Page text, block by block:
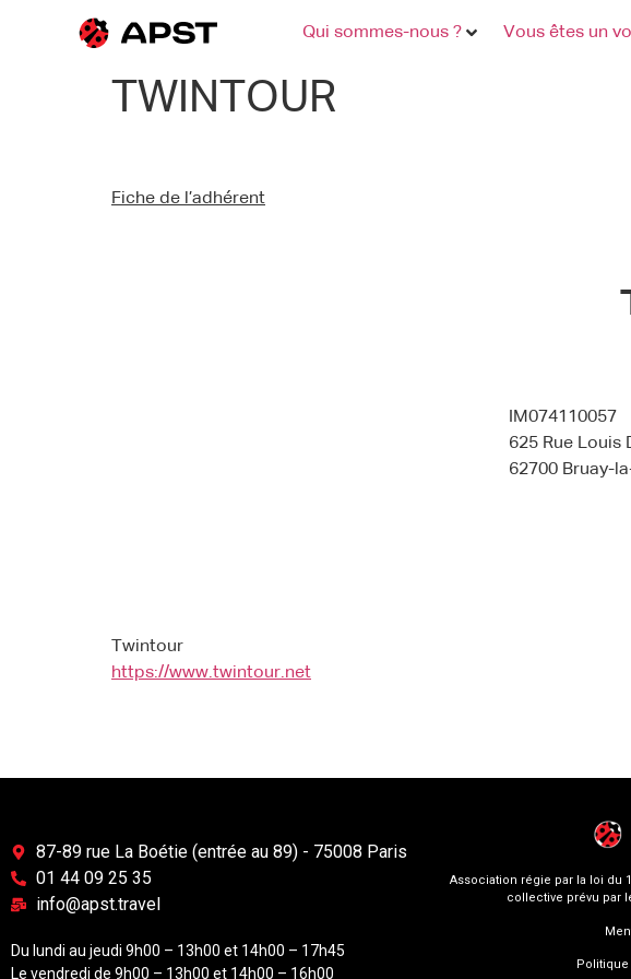
Qui sommes-nous ? Vous êtes un
TWINTOUR
Fiche de l’adhérent
IM074110057
625 Rue Louis
62700 Bruay-
Twintour
https://www.twintour.net
87-89 rue La Boétie (entrée au 89) - 75008 Paris
01 44 09 25 35
info@apst.travel
Du lundi au jeudi 9h00 – 13h00 et 14h00 – 17h45
Le vendredi de 9h00 – 13h00 et 14h00 – 16h00
Association régie par la loi du
collective prévu par